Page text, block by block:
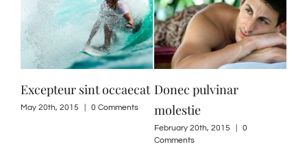
Excepteur sint occaecat
May 20th, 2015 0 Comments
Donec pulvinar
molestie
February 20th, 2015
0
Comments